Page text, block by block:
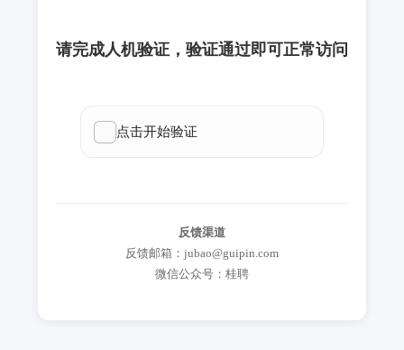
请完成人机验证，验证通过即可正常访问
反馈渠道
反馈邮箱：jubao@guipin.com
微信公众号：桂聘